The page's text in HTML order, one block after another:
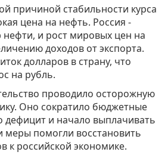
причиной стабильности курса
цена на нефть. Россия -
нефти, и рост мировых цен на
доходов от экспорта.
долларов в страну, что
на рубль.
проводило осторожную
Оно сократило бюджетные
дефицит и начало выплачивать
меры помогли восстановить
к российской экономике.